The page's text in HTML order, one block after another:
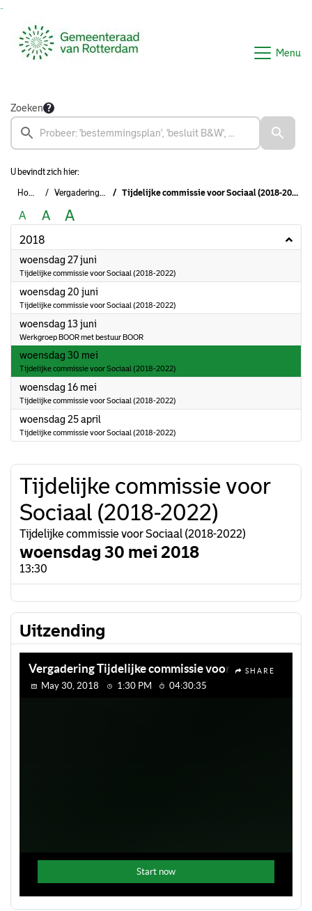
Menu
Zoeken
U bevindt zich hier:
Home Vergaderingen Tijdelijke commissie voor Sociaal (2018-2022)
A A A
2018
woensdag 27 juni
Tijdelijke commissie voor Sociaal (2018-2022)
woensdag 20 juni
Tijdelijke commissie voor Sociaal (2018-2022)
woensdag 13 juni
Werkgroep BOOR met bestuur BOOR
woensdag 30 mei
Tijdelijke commissie voor Sociaal (2018-2022)
woensdag 16 mei
Tijdelijke commissie voor Sociaal (2018-2022)
woensdag 25 april
Tijdelijke commissie voor Sociaal (2018-2022)
Tijdelijke commissie voor
Sociaal (2018-2022)
Tijdelijke commissie voor Sociaal (2018-2022)
woensdag 30 mei 2018
13:30
Uitzending